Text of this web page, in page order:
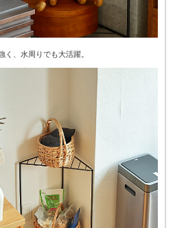
く、水周りでも大活躍。